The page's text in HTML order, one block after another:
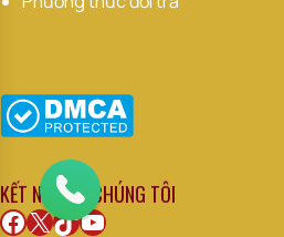
KẾT NỐI VỚI CHÚNG TÔI
Facebook
X TikTok
Youtube